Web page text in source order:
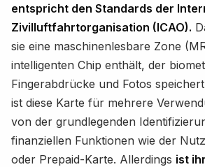
entspricht den Standards der
Zivilluftfahrtorganisation (ICAO).
sie eine maschinenlesbare Zone
intelligenten Chip enthält, der
Fingerabdrücke und Fotos
ist diese Karte für mehrere
von der grundlegenden
finanziellen Funktionen wie der
oder Prepaid-Karte. Allerdings ist